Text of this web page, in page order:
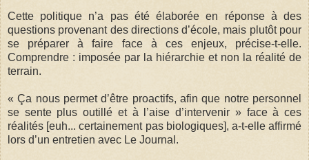
Cette politique n’a pas été élaborée en réponse à des
questions provenant des directions d’école, mais plutôt pour
se préparer à faire face à ces enjeux, précise-t-elle.
Comprendre : imposée par la hiérarchie et non la réalité de
terrain.
« Ça nous permet d’être proactifs, afin que notre personnel
se sente plus outillé et à l’aise d’intervenir » face à ces
réalités [euh... certainement pas biologiques], a-t-elle affirmé
lors d’un entretien avec Le Journal.